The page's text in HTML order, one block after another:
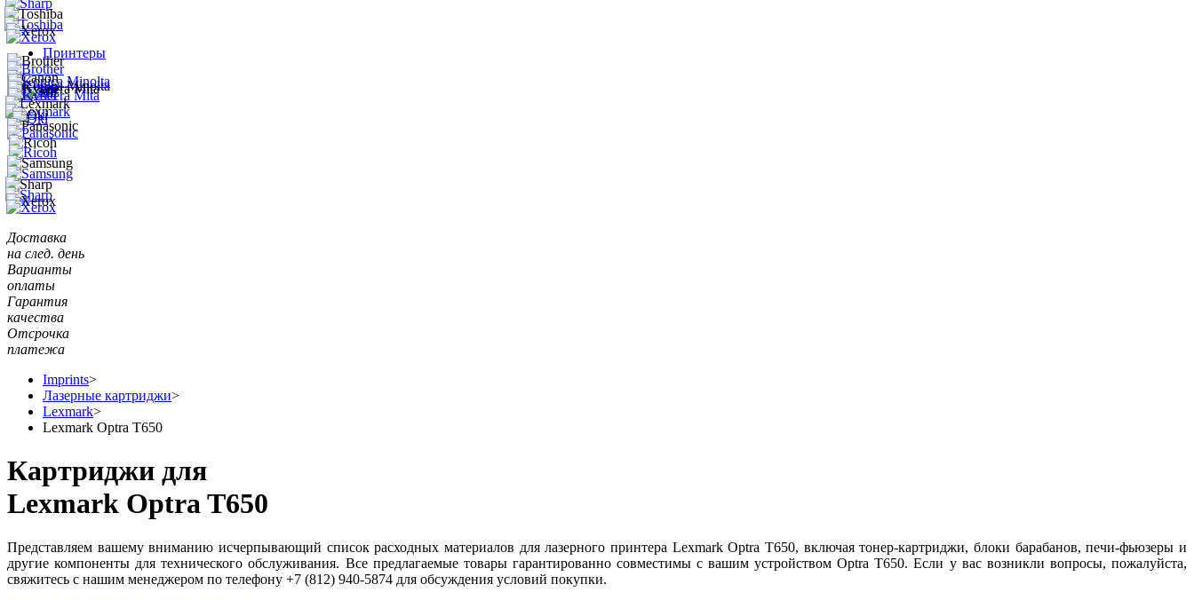
Принтеры
Доставка
на след. день
Варианты
оплаты
Гарантия
качества
Отсрочка
платежа
Imprints>
Лазерные картриджи>
Lexmark>
Lexmark Optra T650
Картриджи для
Lexmark Optra T650
Представляем вашему вниманию исчерпывающий список расходных материалов для лазерного принтера Lexmark Optra T650, включая тонер-картриджи, блоки барабанов, печи-фьюзеры и
другие компоненты для технического обслуживания. Все предлагаемые товары гарантированно совместимы с вашим устройством Optra T650. Если у вас возникли вопросы, пожалуйста,
свяжитесь с нашим менеджером по телефону +7 (812) 940-5874 для обсуждения условий покупки.